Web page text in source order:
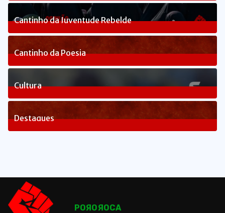
240Posts
Cantinho da Juventude Rebelde
3Posts
Cantinho da Poesia
1Posts
Cultura
83Posts
Destaques
POЯOЯOCA